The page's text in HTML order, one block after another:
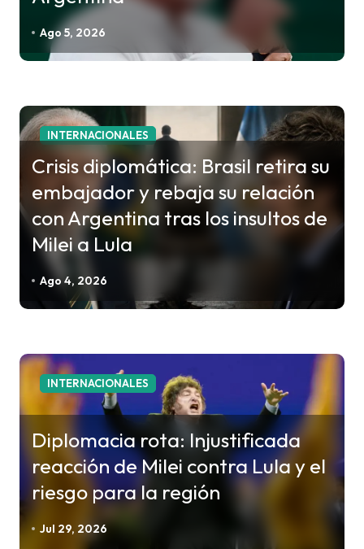
n
r
a
a
s
Ago 5, 2026
INTERNACIONALES
Crisis diplomática: Brasil retira su
embajador y rebaja su relación
con Argentina tras los insultos de
Milei a Lula
Ago 4, 2026
INTERNACIONALES
Diplomacia rota: Injustificada
reacción de Milei contra Lula y el
riesgo para la región
Jul 29, 2026